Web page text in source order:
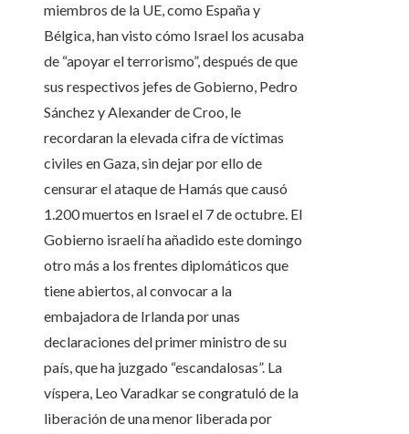
miembros de la UE, como España y
Bélgica, han visto cómo Israel los acusaba
de “apoyar el terrorismo”, después de que
sus respectivos jefes de Gobierno, Pedro
Sánchez y Alexander de Croo, le
recordaran la elevada cifra de víctimas
civiles en Gaza, sin dejar por ello de
censurar el ataque de Hamás que causó
1.200 muertos en Israel el 7 de octubre. El
Gobierno israelí ha añadido este domingo
otro más a los frentes diplomáticos que
tiene abiertos, al convocar a la
embajadora de Irlanda por unas
declaraciones del primer ministro de su
país, que ha juzgado “escandalosas”. La
víspera, Leo Varadkar se congratuló de la
liberación de una menor liberada por